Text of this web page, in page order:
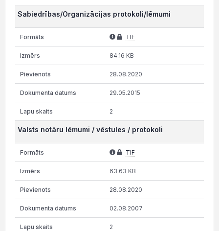
Sabiedrības/Organizācijas protokoli/lēmumi
TIF
84.16 KB
28.08.2020
29.05.2015
2
Valsts notāru lēmumi / vēstules / protokoli
TIF
63.63 KB
28.08.2020
02.08.2007
2